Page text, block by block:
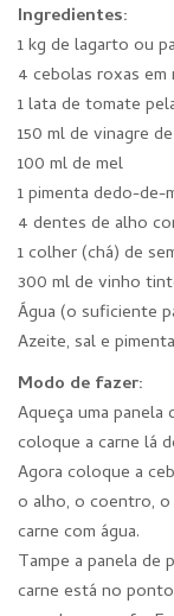
Ingredientes:
1 kg de lagarto ou
4 cebolas roxas em
1 lata de tomate
150 ml de vinagre
100 ml de mel
1 pimenta dedo-de-
4 dentes de alho
1 colher (chá) de
300 ml de vinho
Água (o suficiente
Azeite, sal e
Modo de fazer:
Aqueça uma
coloque a carne lá
Agora coloque a
o alho, o coentro, o
carne com água.
Tampe a panela de
carne está no